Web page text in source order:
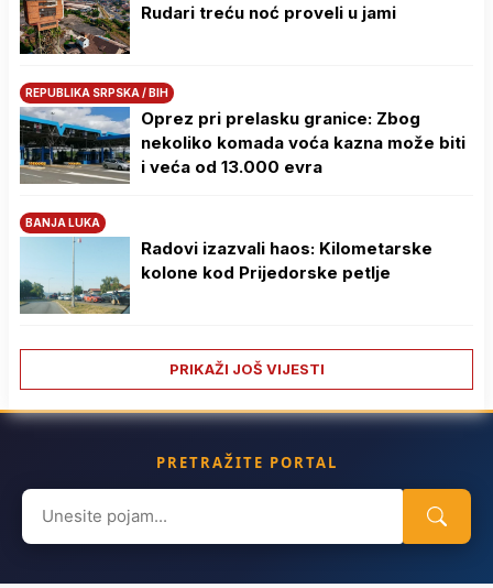
Rudari treću noć proveli u jami
REPUBLIKA SRPSKA / BIH
Oprez pri prelasku granice: Zbog
nekoliko komada voća kazna može biti
i veća od 13.000 evra
BANJA LUKA
Radovi izazvali haos: Kilometarske
kolone kod Prijedorske petlje
PRIKAŽI JOŠ VIJESTI
PRETRAŽITE PORTAL
Search
for: